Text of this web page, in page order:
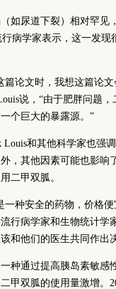
如尿道下裂）相对罕见
病学家表示，这一发
篇论文时，我想这篇论
说，“由于肥胖问题
个巨大的暴露源。”
Louis和其他科学家也强
，其他因素可能也影
二甲双胍。
一种安全的药物，价格
行病学家和生物统计学
和他们的医生共同作出
种通过提高胰岛素敏感
甲双胍的使用量激增。